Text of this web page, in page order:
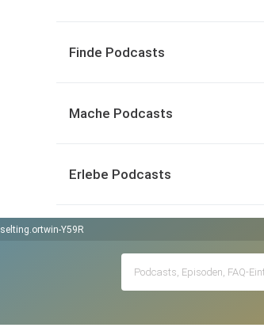
Finde Podcasts
Mache Podcasts
Erlebe Podcasts
selting.ortwin-Y59R